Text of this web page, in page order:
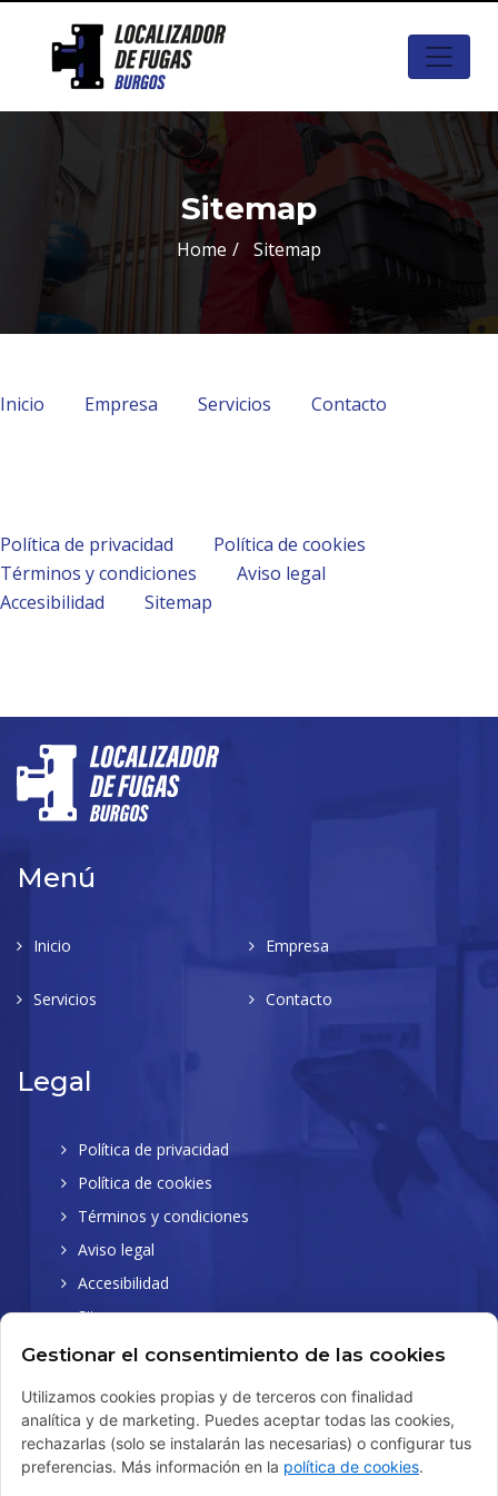
Sitemap
Home Sitemap
Inicio Empresa Servicios Contacto
Política de privacidad
Política de cookies
Términos y condiciones
Aviso legal
Accesibilidad
Sitemap
Menú
Inicio Empresa
Servicios Contacto
Legal
Política de privacidad
Política de cookies
Términos y condiciones
Aviso legal
Accesibilidad
Sitemap
© 2026 Copyright LFB. Desarrollado por Xpandex
Gestionar el consentimiento de las cookies
Utilizamos cookies propias y de terceros con finalidad
analítica y de marketing. Puedes aceptar todas las cookies,
rechazarlas (solo se instalarán las necesarias) o configurar tus
preferencias. Más información en la política de cookies.